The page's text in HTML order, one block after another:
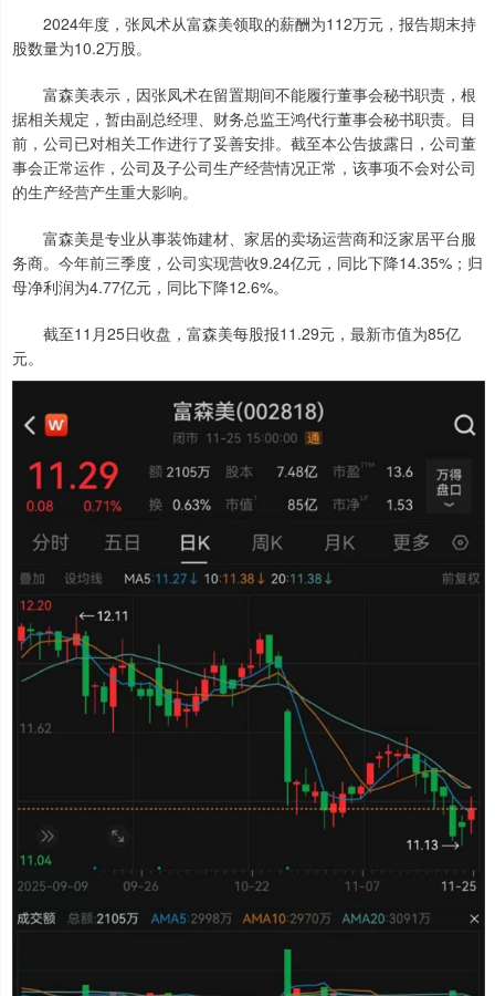
2024年度，张凤术从富森美领取的薪酬为112万元，报告期末持
股数量为10.2万股。
富森美表示，因张凤术在留置期间不能履行董事会秘书职责，根
据相关规定，暂由副总经理、财务总监王鸿代行董事会秘书职责。目
前，公司已对相关工作进行了妥善安排。截至本公告披露日，公司董
事会正常运作，公司及子公司生产经营情况正常，该事项不会对公司
的生产经营产生重大影响。
富森美是专业从事装饰建材、家居的卖场运营商和泛家居平台服
务商。今年前三季度，公司实现营收9.24亿元，同比下降14.35%；归
母净利润为4.77亿元，同比下降12.6%。
截至11月25日收盘，富森美每股报11.29元，最新市值为85亿
元。